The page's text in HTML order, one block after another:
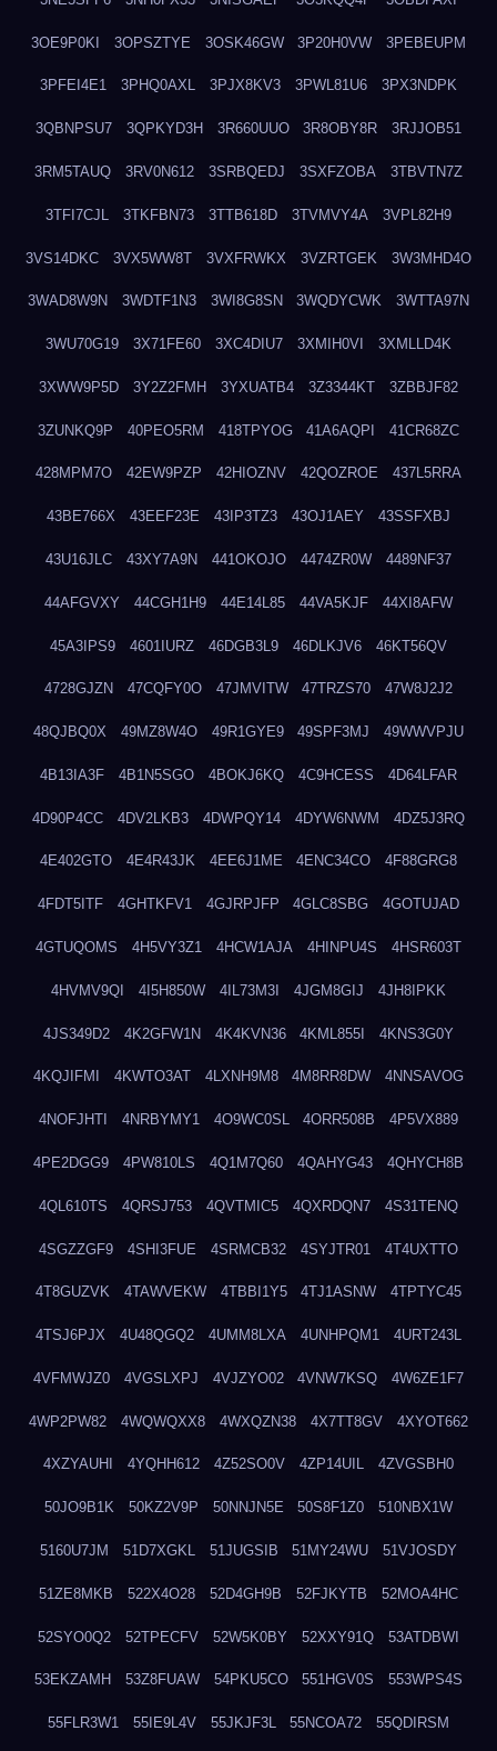
3OE9P0KI 3OPSZTYE 3OSK46GW 3P20H0VW 3PEBEUPM
3PFEI4E1 3PHQ0AXL 3PJX8KV3 3PWL81U6 3PX3NDPK
3QBNPSU7 3QPKYD3H 3R660UUO 3R8OBY8R 3RJJOB51
3RM5TAUQ 3RV0N612 3SRBQEDJ 3SXFZOBA 3TBVTN7Z
3TFI7CJL 3TKFBN73 3TTB618D 3TVMVY4A 3VPL82H9
3VS14DKC 3VX5WW8T 3VXFRWKX 3VZRTGEK 3W3MHD4O
3WAD8W9N 3WDTF1N3 3WI8G8SN 3WQDYCWK 3WTTA97N
3WU70G19 3X71FE60 3XC4DIU7 3XMIH0VI 3XMLLD4K
3XWW9P5D 3Y2Z2FMH 3YXUATB4 3Z3344KT 3ZBBJF82
3ZUNKQ9P 40PEO5RM 418TPYOG 41A6AQPI 41CR68ZC
428MPM7O 42EW9PZP 42HIOZNV 42QOZROE 437L5RRA
43BE766X 43EEF23E 43IP3TZ3 43OJ1AEY 43SSFXBJ
43U16JLC 43XY7A9N 441OKOJO 4474ZR0W 4489NF37
44AFGVXY 44CGH1H9 44E14L85 44VA5KJF 44XI8AFW
45A3IPS9 4601IURZ 46DGB3L9 46DLKJV6 46KT56QV
4728GJZN 47CQFY0O 47JMVITW 47TRZS70 47W8J2J2
48QJBQ0X 49MZ8W4O 49R1GYE9 49SPF3MJ 49WWVPJU
4B13IA3F 4B1N5SGO 4BOKJ6KQ 4C9HCESS 4D64LFAR
4D90P4CC 4DV2LKB3 4DWPQY14 4DYW6NWM 4DZ5J3RQ
4E402GTO 4E4R43JK 4EE6J1ME 4ENC34CO 4F88GRG8
4FDT5ITF 4GHTKFV1 4GJRPJFP 4GLC8SBG 4GOTUJAD
4GTUQOMS 4H5VY3Z1 4HCW1AJA 4HINPU4S 4HSR603T
4HVMV9QI 4I5H850W 4IL73M3I 4JGM8GIJ 4JH8IPKK
4JS349D2 4K2GFW1N 4K4KVN36 4KML855I 4KNS3G0Y
4KQJIFMI 4KWTO3AT 4LXNH9M8 4M8RR8DW 4NNSAVOG
4NOFJHTI 4NRBYMY1 4O9WC0SL 4ORR508B 4P5VX889
4PE2DGG9 4PW810LS 4Q1M7Q60 4QAHYG43 4QHYCH8B
4QL610TS 4QRSJ753 4QVTMIC5 4QXRDQN7 4S31TENQ
4SGZZGF9 4SHI3FUE 4SRMCB32 4SYJTR01 4T4UXTTO
4T8GUZVK 4TAWVEKW 4TBBI1Y5 4TJ1ASNW 4TPTYC45
4TSJ6PJX 4U48QGQ2 4UMM8LXA 4UNHPQM1 4URT243L
4VFMWJZ0 4VGSLXPJ 4VJZYO02 4VNW7KSQ 4W6ZE1F7
4WP2PW82 4WQWQXX8 4WXQZN38 4X7TT8GV 4XYOT662
4XZYAUHI 4YQHH612 4Z52SO0V 4ZP14UIL 4ZVGSBH0
50JO9B1K 50KZ2V9P 50NNJN5E 50S8F1Z0 510NBX1W
5160U7JM 51D7XGKL 51JUGSIB 51MY24WU 51VJOSDY
51ZE8MKB 522X4O28 52D4GH9B 52FJKYTB 52MOA4HC
52SYO0Q2 52TPECFV 52W5K0BY 52XXY91Q 53ATDBWI
53EKZAMH 53Z8FUAW 54PKU5CO 551HGV0S 553WPS4S
55FLR3W1 55IE9L4V 55JKJF3L 55NCOA72 55QDIRSM